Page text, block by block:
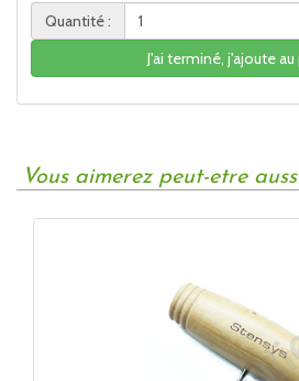
Quantité :
J'ai terminé, j'ajoute au
Vous aimerez peut-etre